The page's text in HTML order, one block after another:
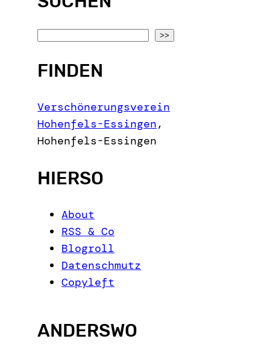
a
c
h
>>
FINDEN
Verschönerungsverein
Hohenfels-Essingen,
Hohenfels-Essingen
HIERSO
About
RSS & Co
Blogroll
Datenschmutz
Copyleft
ANDERSWO